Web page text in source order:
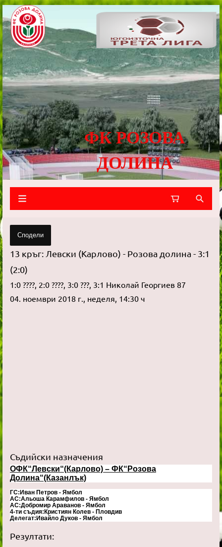
ФК РОЗОВА
ДОЛИНА
Сподели
13 кръг: Левски (Карлово) - Розова долина - 3:1
(2:0)
1:0 ????, 2:0 ????, 3:0 ???, 3:1 Николай Георгиев 87
04. ноември 2018 г., неделя, 14:30 ч
Съдийски назначения
ОФК“Левски“(Карлово) – ФК“Розова
Долина“(Казанлък)
ГС:Иван Петров - Ямбол
АС:Альоша Карамфилов - Ямбол
АС:Добромир Араванов - Ямбол
4-ти съдия:Кристиян Колев - Пловдив
Делегат:Ивайло Дуков - Ямбол
Резултати: